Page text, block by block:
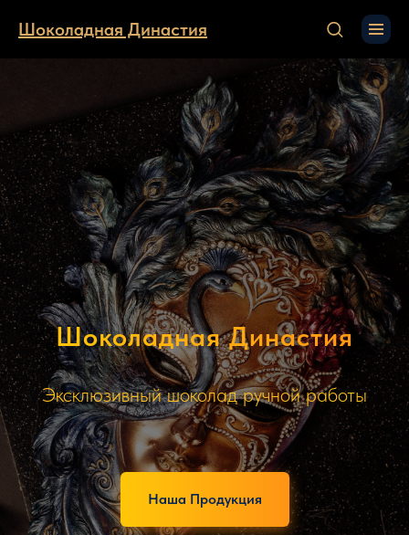
Шоколадная Династия
Шоколадная Династия
Эксклюзивный шоколад ручной работы
Наша Продукция